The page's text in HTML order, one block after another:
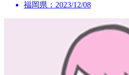
福岡県：2023/12/08